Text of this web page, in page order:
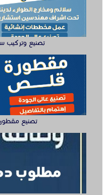
وظيفة دهان